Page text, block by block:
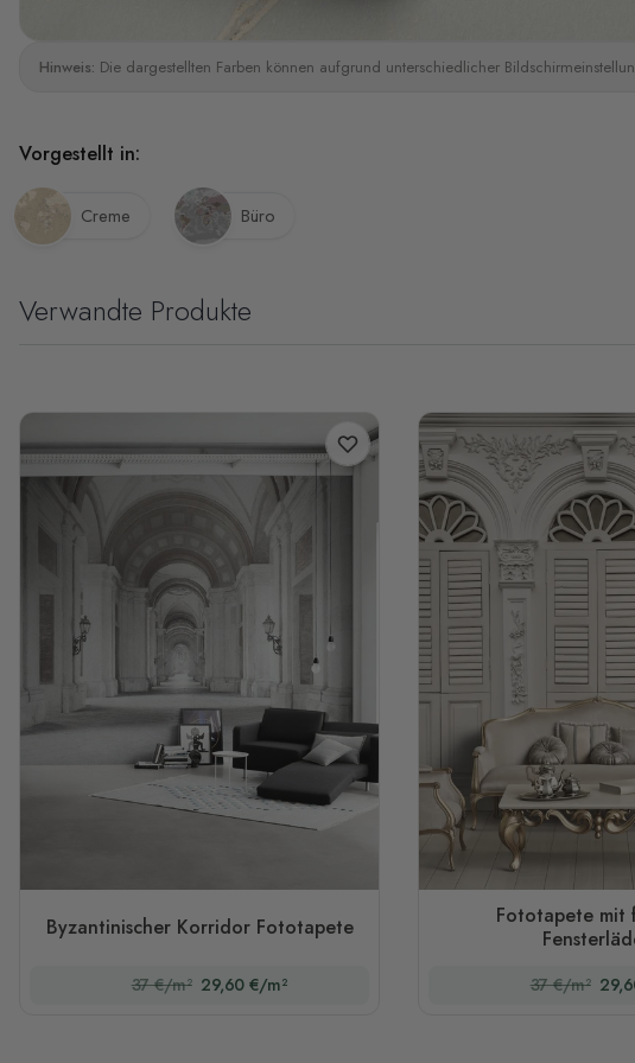
Hinweis: Die dargestellten Farben können aufgrund unterschiedlicher
Vorgestellt in:
Creme Büro
Verwandte Produkte
Byzantinischer Korridor Fototapete
37 €/m² 29,60 €/m²
Fototapete mit
37 €/m²